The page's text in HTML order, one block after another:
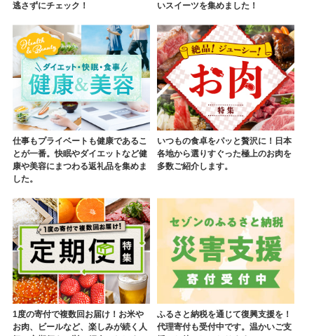
逃さずにチェック！
いスイーツを集めました！
仕事もプライベートも健康であるこ
とが一番。快眠やダイエットなど健
康や美容にまつわる返礼品を集めま
した。
いつもの食卓をパッと贅沢に！日本
各地から選りすぐった極上のお肉を
多数ご紹介します。
1度の寄付で複数回お届け！お米や
お肉、ビールなど、楽しみが続く人
ふるさと納税を通じて復興支援を！
代理寄付も受付中です。温かいご支